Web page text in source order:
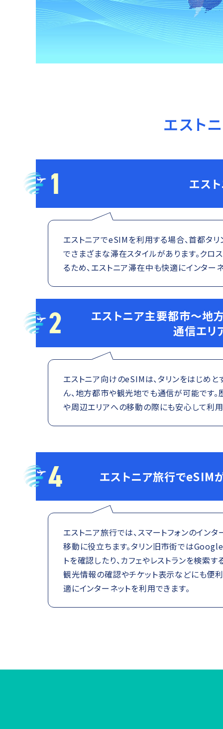
エスト
1 エス
エストニアでeSIMを利用する場合、首都タ
でさまざまな滞在スタイルがあります。ク
るため、エストニア滞在中も快適にインター
2
エストニア主要都市〜地
通信エリ
エストニア向けのeSIMは、タリンをはじめ
ん、地方都市や観光地でも通信が可能です
や周辺エリアへの移動の際にも安心して利用
4 エストニア旅行でeSIM
エストニア旅行では、スマートフォンのイン
移動に役立ちます。タリン旧市街では
トを確認したり、カフェやレストランを検索す
観光情報の確認やチケット表示などにも便
適にインターネットを利用できます。